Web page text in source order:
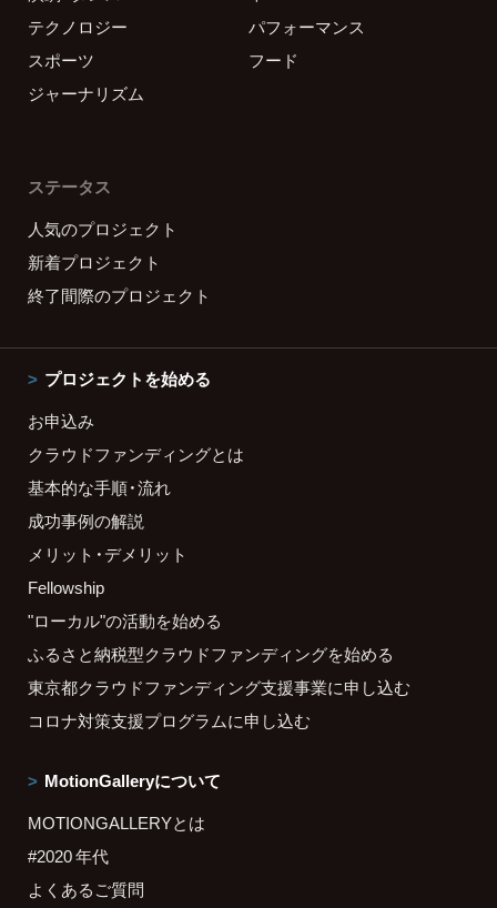
テクノロジー
パフォーマンス
スポーツ
フード
ジャーナリズム
ステータス
人気のプロジェクト
新着プロジェクト
終了間際のプロジェクト
プロジェクトを始める
お申込み
クラウドファンディングとは
基本的な手順・流れ
成功事例の解説
メリット・デメリット
Fellowship
"ローカル"の活動を始める
ふるさと納税型クラウドファンディングを始める
東京都クラウドファンディング支援事業に申し込む
コロナ対策支援プログラムに申し込む
MotionGalleryについて
MOTIONGALLERYとは
#2020 年代
よくあるご質問